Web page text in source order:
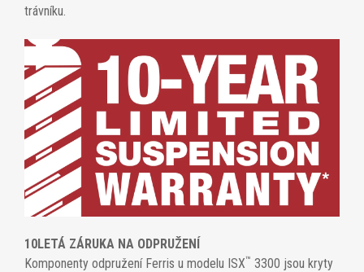
trávníku.
10LETÁ ZÁRUKA NA ODPRUŽENÍ
Komponenty odpružení Ferris u modelu ISX™ 3300 jsou kryty